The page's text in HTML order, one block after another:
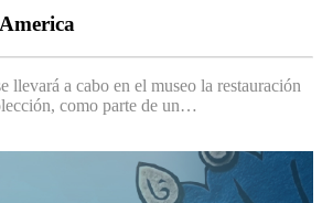
llevará a cabo en el museo la restauración
como parte de un…